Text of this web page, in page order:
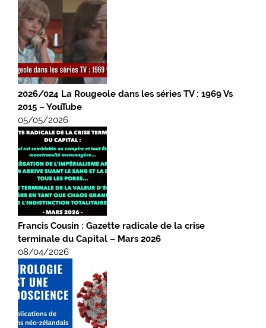
2026/024 La Rougeole dans les séries TV : 1969 Vs
2015 – YouTube
05/05/2026
Francis Cousin : Gazette radicale de la crise
terminale du Capital – Mars 2026
08/04/2026